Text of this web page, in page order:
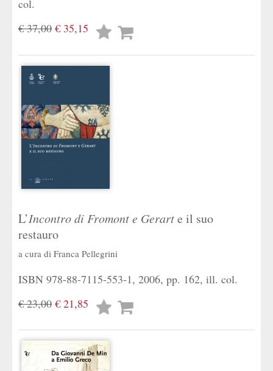
col.
€ 37,00 € 35,15
Lista
L’Incontro di Fromont e Gerarte il suo
restauro
a cura di Franca Pellegrini
ISBN 978-88-7115-553-1, 2006, pp. 162, ill. col.
€ 23,00 € 21,85
Lista